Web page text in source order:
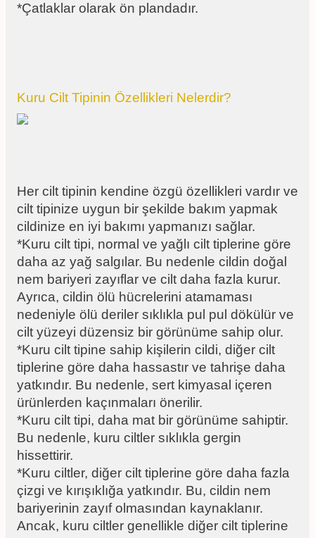
*Çatlaklar olarak ön plandadır.
Kuru Cilt Tipinin Özellikleri Nelerdir?
Her cilt tipinin kendine özgü özellikleri vardır ve
cilt tipinize uygun bir şekilde bakım yapmak
cildinize en iyi bakımı yapmanızı sağlar.
*Kuru cilt tipi, normal ve yağlı cilt tiplerine göre
daha az yağ salgılar. Bu nedenle cildin doğal
nem bariyeri zayıflar ve cilt daha fazla kurur.
Ayrıca, cildin ölü hücrelerini atamaması
nedeniyle ölü deriler sıklıkla pul pul dökülür ve
cilt yüzeyi düzensiz bir görünüme sahip olur.
*Kuru cilt tipine sahip kişilerin cildi, diğer cilt
tiplerine göre daha hassastır ve tahrişe daha
yatkındır. Bu nedenle, sert kimyasal içeren
ürünlerden kaçınmaları önerilir.
*Kuru cilt tipi, daha mat bir görünüme sahiptir.
Bu nedenle, kuru ciltler sıklıkla gergin
hissettirir.
*Kuru ciltler, diğer cilt tiplerine göre daha fazla
çizgi ve kırışıklığa yatkındır. Bu, cildin nem
bariyerinin zayıf olmasından kaynaklanır.
Ancak, kuru ciltler genellikle diğer cilt tiplerine